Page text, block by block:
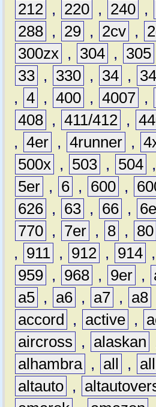
212 , 220 , 240 ,
288 , 29 , 2cv ,
300zx , 304 , 305
33 , 330 , 34 ,
, 4 , 400 , 4007 ,
408 , 411/412 ,
, 4er , 4runner ,
500x , 503 , 504 ,
5er , 6 , 600 ,
626 , 63 , 66 ,
770 , 7er , 8 , 80
,
911 , 912 , 914 ,
959 , 968 , 9er ,
a5 , a6 , a7 , a8
accord
, active ,
aircross
, alaskan
alhambra , all ,
altauto ,